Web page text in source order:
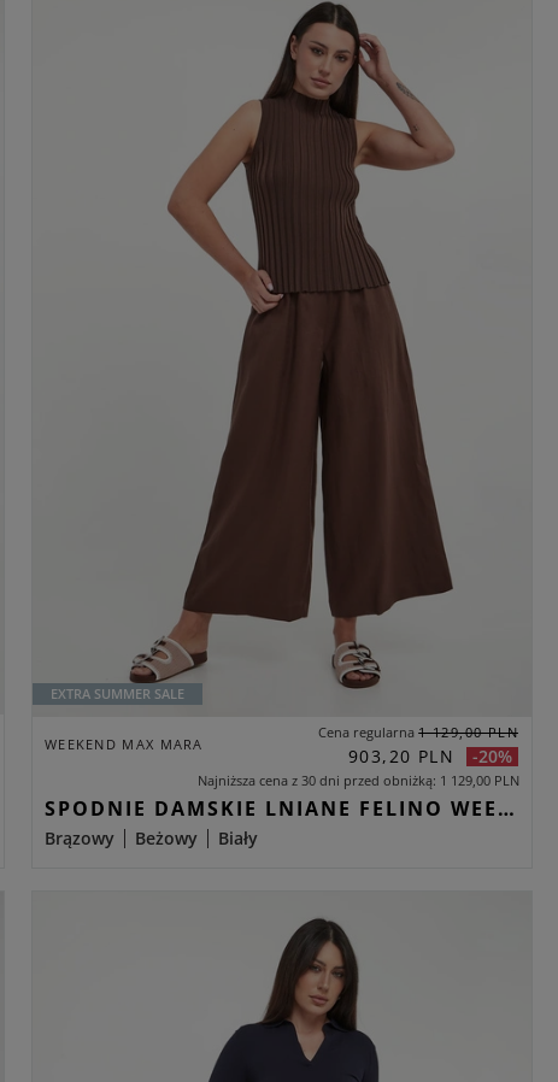
EXTRA SUMMER SALE
WEEKEND MAX MARA
Cena regularna 1 129,00 PLN
903,20 PLN -20%
Najniższa cena z 30 dni przed obniżką 1 129,00 PLN
SPODNIE DAMSKIE LNIANE FELINO WEEKEND MAX MARA BRĄZOWY CULOTTE
Brązowy Beżowy Biały